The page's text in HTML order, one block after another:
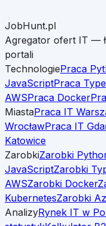
JobHunt.pl
Agregator ofert IT —
portali
TechnologiePraca
JavaScriptPraca
AWSPraca Docker
MiastaPraca IT
WrocławPraca IT
Katowice
ZarobkiZarobki
JavaScriptZarobki
AWSZarobki Docker
KubernetesZarobki
AnalizyRynek IT w